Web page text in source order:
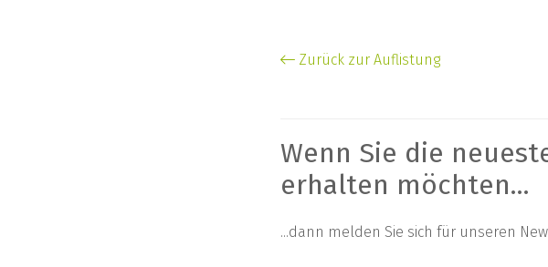
Zurück zur Auflistung
Wenn Sie die
erhalten möchten...
...dann melden Sie sich für unseren